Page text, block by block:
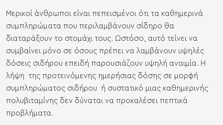
Μερικοί άνθρωποι είναι πεπεισμένοι ότι τα καθημερινά
συμπληρώματα που περιλαμβάνουν σίδηρο θα
διαταράξουν το στομάχι τους. Ωστόσο, αυτό τείνει να
συμβαίνει μόνο σε όσους πρέπει να λαμβάνουν υψηλές
δόσεις σιδήρου επειδή παρουσιάζουν υψηλή αναιμία. Η
λήψη της προτεινόμενης ημερήσιας δόσης σε μορφή
συμπληρώματος σιδήρου ή συστατικό μιας καθημερινής
πολυβιταμίνης δεν δύναται να προκαλέσει πεπτικά
προβλήματα.